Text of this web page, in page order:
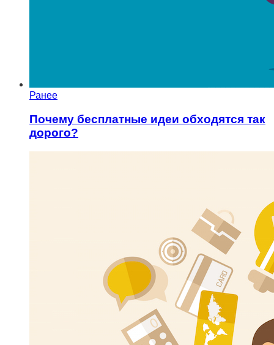
Ранее
Почему бесплатные идеи обходятся так
дорого?